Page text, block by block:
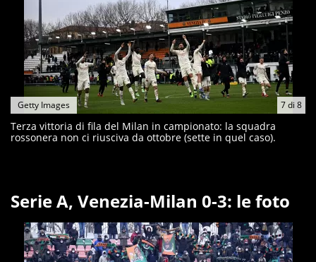
7di 8
Getty Images
Terza vittoria di fila del Milan in campionato: la squadra
rossonera non ci riusciva da ottobre (sette in quel caso).
Serie A, Venezia-Milan 0-3: le foto